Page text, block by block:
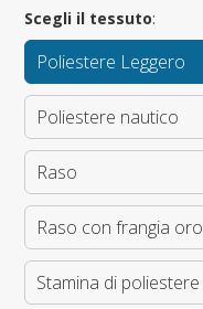
Scegli il tessuto:
Poliestere Leggero
Poliestere nautico
Raso
Raso con frangia oro
Stamina di poliestere